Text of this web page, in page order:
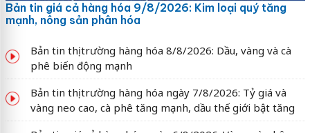
Bản tin giá cả hàng hóa 9/8/2026: Kim loại quý tăng
mạnh, nông sản phân hóa
Bản tin thị trường hàng hóa 8/8/2026: Dầu, vàng và cà
phê biến động mạnh
Bản tin thị trường hàng hóa ngày 7/8/2026: Tỷ giá và
vàng neo cao, cà phê tăng mạnh, dầu thế giới bật tăng